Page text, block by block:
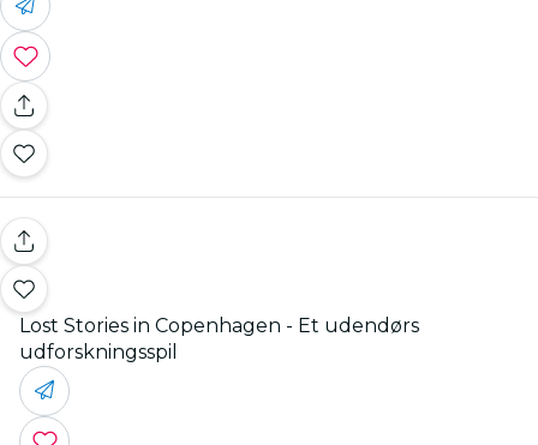
Lost Stories in Copenhagen - Et udendørs
udforskningsspil